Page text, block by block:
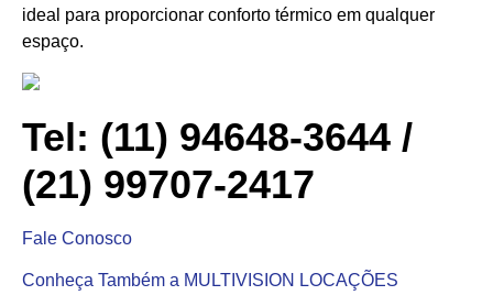
ideal para proporcionar conforto térmico em qualquer
espaço.
Tel: (11) 94648-3644 /
(21) 99707-2417
Fale Conosco
Conheça Também a MULTIVISION LOCAÇÕES